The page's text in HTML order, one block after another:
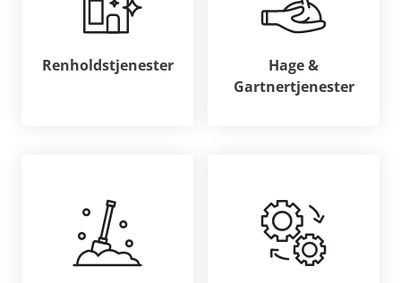
Renholdstjenester
Hage &
Gartnertjenester